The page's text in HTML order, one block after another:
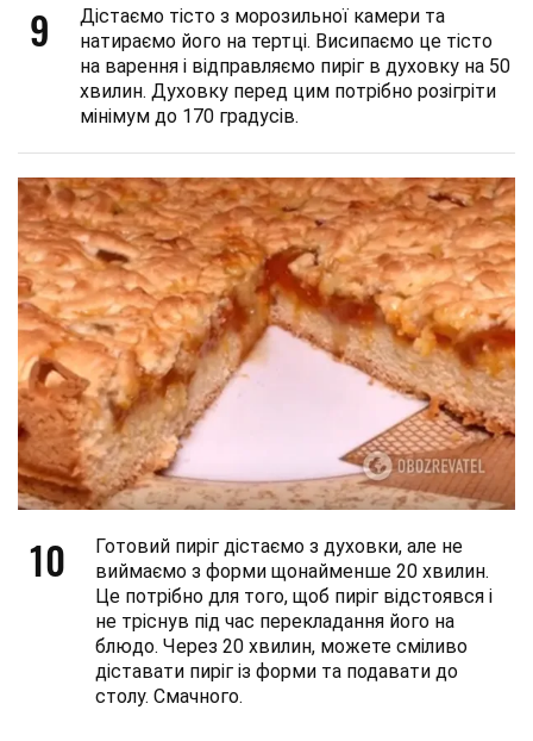
9
Дістаємо тісто з морозильної камери та
натираємо його на тертці. Висипаємо це тісто
на варення і відправляємо пиріг в духовку на 50
хвилин. Духовку перед цим потрібно розігріти
мінімум до 170 градусів.
10
Готовий пиріг дістаємо з духовки, але не
виймаємо з форми щонайменше 20 хвилин.
Це потрібно для того, щоб пиріг відстоявся і
не тріснув під час перекладання його на
блюдо. Через 20 хвилин, можете сміливо
діставати пиріг із форми та подавати до
столу. Смачного.